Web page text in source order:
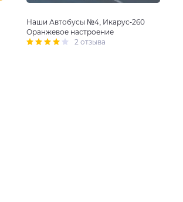
Наши Автобусы №4, Икарус-260
Оранжевое настроение
2 отзыва